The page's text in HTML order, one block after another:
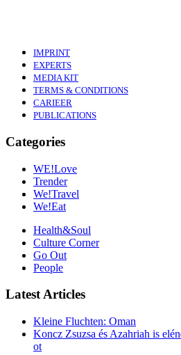
IMPRINT
EXPERTS
MEDIA KIT
TERMS & CONDITIONS
CARIEER
PUBLICATIONS
Categories
WE!Love
Trender
We!Travel
We!Eat
Health&Soul
Culture Corner
Go Out
People
Latest Articles
Kleine Fluchten: Oman
Koncz Zsuzsa és Azahriah is
ot